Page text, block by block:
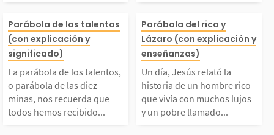
buscaba la vida et
y le preguntó a J
cómo lograrla. J
rlo con
Palabra de
rte sobre los
de...
parábola de los tal
o parábola de l
diez minas, nos rec
que todos hemo
Parábola de los talentos
(con explicación y
significado)
La parábola de los talentos,
o parábola de las diez
minas, nos recuerda que
todos hemos recibido...
Un día, Jesús
a historia de
re rico que
muchos lujos y
Parábola del rico y
Lázaro (con explicación y
enseñanzas)
Un día, Jesús relató la
historia de un hombre rico
que vivía con muchos lujos
y un pobre llamado...